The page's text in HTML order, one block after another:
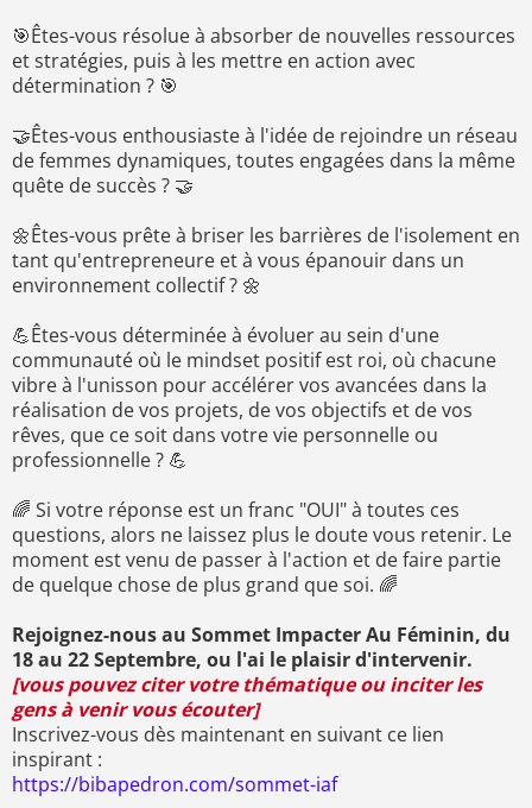
🎯Êtes-vous résolue à absorber de nouvelles ressources
et stratégies, puis à les mettre en action avec
détermination ? 🎯
🤝Êtes-vous enthousiaste à l'idée de rejoindre un réseau
de femmes dynamiques, toutes engagées dans la même
quête de succès ? 🤝
🌼Êtes-vous prête à briser les barrières de l'isolement en
tant qu'entrepreneure et à vous épanouir dans un
environnement collectif ? 🌼
💪Êtes-vous déterminée à évoluer au sein d'une
communauté où le mindset positif est roi, où chacune
vibre à l'unisson pour accélérer vos avancées dans la
réalisation de vos projets, de vos objectifs et de vos
rêves, que ce soit dans votre vie personnelle ou
professionnelle ? 💪
🌈 Si votre réponse est un franc "OUI" à toutes ces
questions, alors ne laissez plus le doute vous retenir. Le
moment est venu de passer à l'action et de faire partie
de quelque chose de plus grand que soi. 🌈
Rejoignez-nous au Sommet Impacter Au Féminin, du
18 au 22 Septembre, ou l'ai le plaisir d'intervenir.
[vous pouvez citer votre thématique ou inciter les
gens à venir vous écouter]
Inscrivez-vous dès maintenant en suivant ce lien
inspirant :
https://bibapedron.com/sommet-iaf